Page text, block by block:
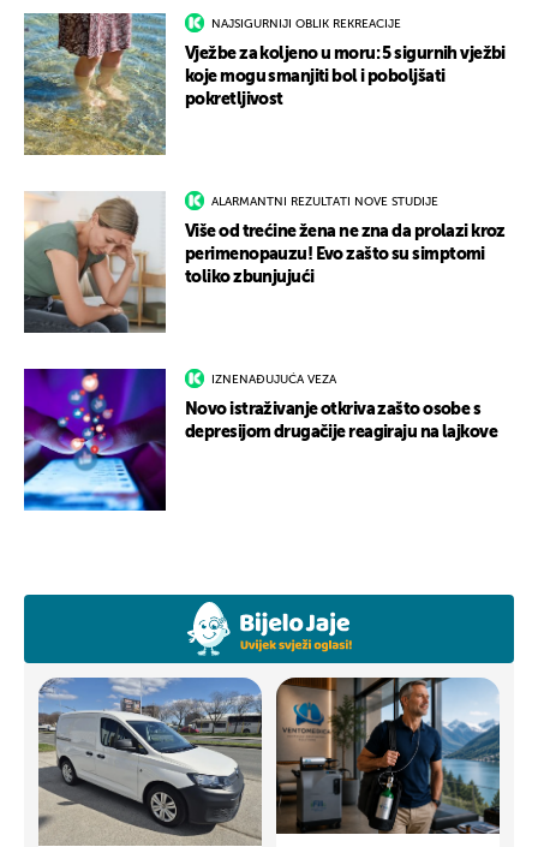
NAJSIGURNIJI OBLIK REKREACIJE
Vježbe za koljeno u moru: 5 sigurnih vježbi
koje mogu smanjiti bol i poboljšati
pokretljivost
ALARMANTNI REZULTATI NOVE STUDIJE
Više od trećine žena ne zna da prolazi kroz
perimenopauzu! Evo zašto su simptomi
toliko zbunjujući
IZNENAĐUJUĆA VEZA
Novo istraživanje otkriva zašto osobe s
depresijom drugačije reagiraju na lajkove